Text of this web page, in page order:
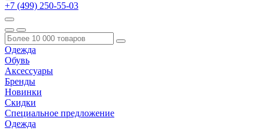
+7 (499) 250-55-03
Одежда
Обувь
Аксессуары
Бренды
Новинки
Скидки
Специальное предложение
Одежда